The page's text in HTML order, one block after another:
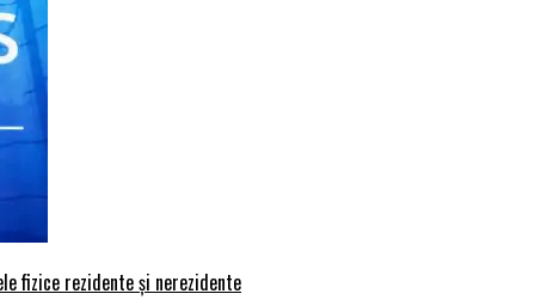
fizice rezidente și nerezidente